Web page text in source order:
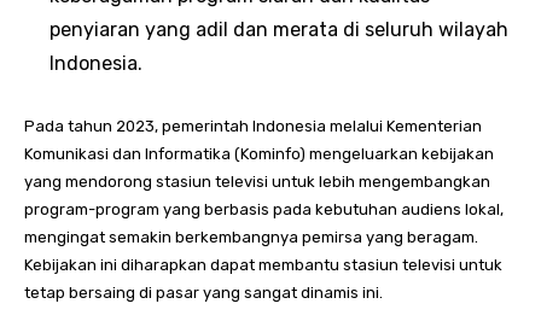
penyiaran yang adil dan merata di seluruh wilayah
Indonesia.
Pada tahun 2023, pemerintah Indonesia melalui Kementerian
Komunikasi dan Informatika (Kominfo) mengeluarkan kebijakan
yang mendorong stasiun televisi untuk lebih mengembangkan
program-program yang berbasis pada kebutuhan audiens lokal,
mengingat semakin berkembangnya pemirsa yang beragam.
Kebijakan ini diharapkan dapat membantu stasiun televisi untuk
tetap bersaing di pasar yang sangat dinamis ini.